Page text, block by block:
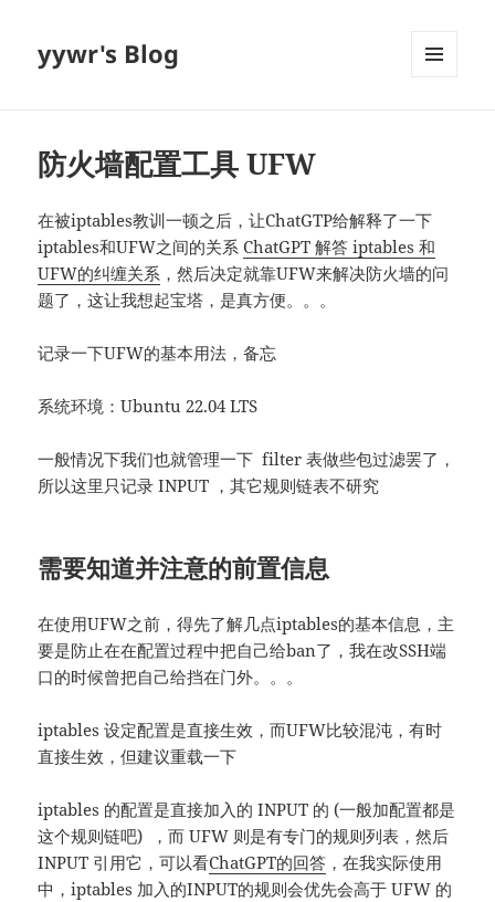
yywr's Blog
防火墙配置工具 UFW
在被iptables教训一顿之后，让ChatGTP给解释了一下
iptables和UFW之间的关系ChatGPT 解答 iptables 和
UFW的纠缠关系 ，然后决定就靠UFW来解决防火墙的问
题了，这让我想起宝塔，是真方便。。。
记录一下UFW的基本用法，备忘
系统环境：Ubuntu 22.04 LTS
一般情况下我们也就管理一下 filter 表做些包过滤罢了，
所以这里只记录 INPUT ，其它规则链表不研究
需要知道并注意的前置信息
在使用UFW之前，得先了解几点iptables的基本信息，主
要是防止在在配置过程中把自己给ban了，我在改SSH端
口的时候曾把自己给挡在门外。。。
iptables 设定配置是直接生效，而UFW比较混沌，有时
直接生效，但建议重载一下
iptables 的配置是直接加入的 INPUT 的 (一般加配置都是
这个规则链吧) ，而 UFW 则是有专门的规则列表，然后
INPUT 引用它，可以看ChatGPT的回答 ，在我实际使用
中，iptables 加入的INPUT的规则会优先会高于 UFW 的